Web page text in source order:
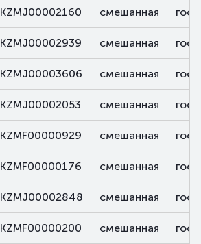
KZMJ00002160 смешанная
KZMJ00002939 смешанная
KZMJ00003606 смешанная
KZMJ00002053 смешанная
KZMF00000929 смешанная
KZMF00000176 смешанная
KZMJ00002848 смешанная
KZMF00000200 смешанная